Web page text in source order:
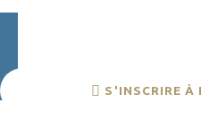
un devis
S'INSCRIRE À